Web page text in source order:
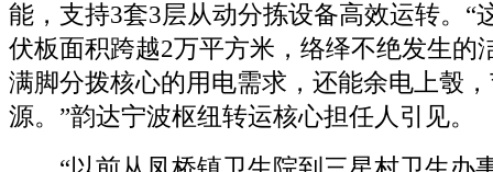
能，支持3套3层从动分拣设备高效运转。“
伏板面积跨越2万平方米，络绎不绝发生的
满脚分拨核心的用电需求，还能余电上彀
源。”韵达宁波枢纽转运核心担任人引见。